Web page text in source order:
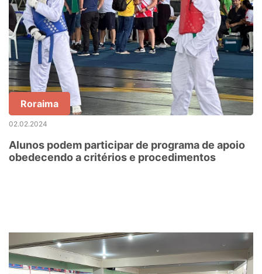
Roraima
02.02.2024
Alunos podem participar de programa de apoio
obedecendo a critérios e procedimentos